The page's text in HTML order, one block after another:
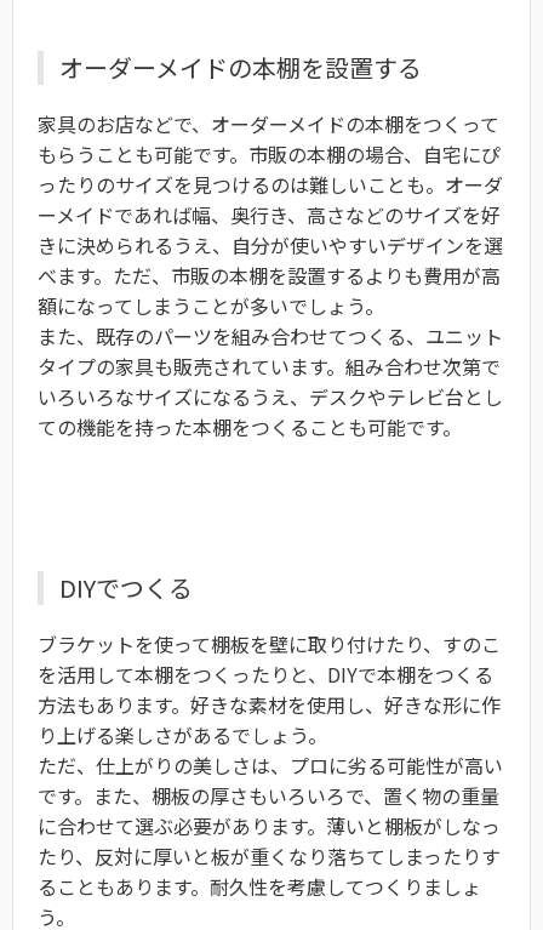
オーダーメイドの本棚を設置する
家具のお店などで、オーダーメイドの本棚をつくって
もらうことも可能です。市販の本棚の場合、自宅にぴ
ったりのサイズを見つけるのは難しいことも。オーダ
ーメイドであれば幅、奥行き、高さなどのサイズを好
きに決められるうえ、自分が使いやすいデザインを選
べます。ただ、市販の本棚を設置するよりも費用が高
額になってしまうことが多いでしょう。
また、既存のパーツを組み合わせてつくる、ユニット
タイプの家具も販売されています。組み合わせ次第で
いろいろなサイズになるうえ、デスクやテレビ台とし
ての機能を持った本棚をつくることも可能です。
DIYでつくる
ブラケットを使って棚板を壁に取り付けたり、すのこ
を活用して本棚をつくったりと、DIYで本棚をつくる
方法もあります。好きな素材を使用し、好きな形に作
り上げる楽しさがあるでしょう。
ただ、仕上がりの美しさは、プロに劣る可能性が高い
です。また、棚板の厚さもいろいろで、置く物の重量
に合わせて選ぶ必要があります。薄いと棚板がしなっ
たり、反対に厚いと板が重くなり落ちてしまったりす
ることもあります。耐久性を考慮してつくりましょ
う。